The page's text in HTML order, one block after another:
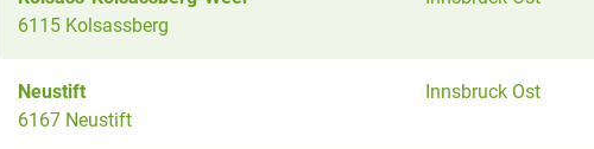
6115 Kolsassberg
Neustift
6167 Neustift
Innsbruck Ost